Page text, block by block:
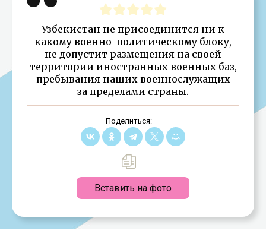
Узбекистан не присоединится ни к
какому военно-политическому блоку,
не допустит размещения на своей
территории иностранных военных баз,
пребывания наших военнослужащих
за пределами страны.
Поделиться:
Вставить на фото